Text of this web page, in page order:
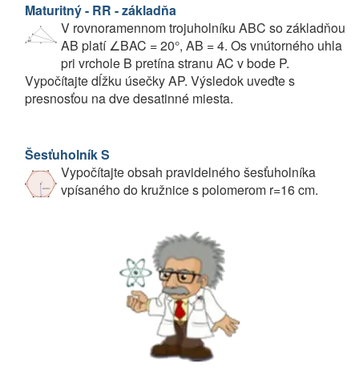
Maturitný - RR - základňa
V rovnoramennom trojuholníku ABC so základňou
AB platí ∠BAC = 20°, AB = 4. Os vnútorného uhla
pri vrchole B pretína stranu AC v bode P.
Vypočítajte dĺžku úsečky AP. Výsledok uveďte s
presnosťou na dve desatinné miesta.
Šesťuholník S
Vypočítajte obsah pravidelného šesťuholníka
vpísaného do kružnice s polomerom r=16 cm.